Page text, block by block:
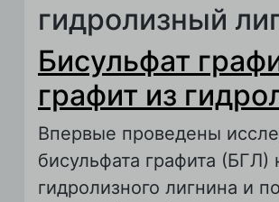
гидролизный
Бисульфат
графит из
Впервые проведены
бисульфата графита (БГЛ)
гидролизного лигнина и